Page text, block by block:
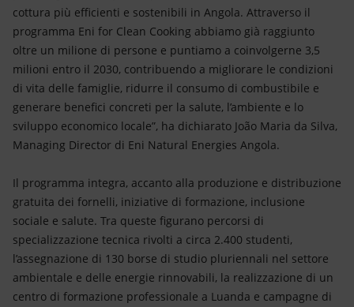
cottura più efficienti e sostenibili in Angola. Attraverso il
programma Eni for Clean Cooking abbiamo già raggiunto
oltre un milione di persone e puntiamo a coinvolgerne 3,5
milioni entro il 2030, contribuendo a migliorare le condizioni
di vita delle famiglie, ridurre il consumo di combustibile e
generare benefici concreti per la salute, l’ambiente e lo
sviluppo economico locale”, ha dichiarato João Maria da Silva,
Managing Director di Eni Natural Energies Angola.
Il programma integra, accanto alla produzione e distribuzione
gratuita dei fornelli, iniziative di formazione, inclusione
sociale e salute. Tra queste figurano percorsi di
specializzazione tecnica rivolti a circa 2.400 studenti,
l’assegnazione di 130 borse di studio pluriennali nel settore
ambientale e delle energie rinnovabili, la realizzazione di un
centro di formazione professionale a Luanda e campagne di